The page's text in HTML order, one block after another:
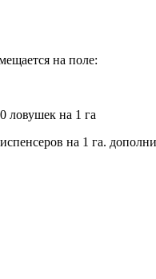
на поле:
ловушек на 1 га
на 1 га.